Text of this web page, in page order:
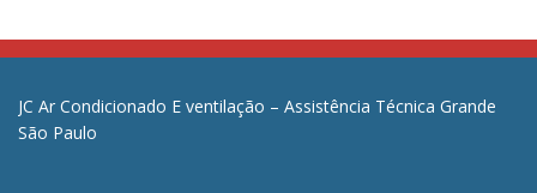
JC Ar Condicionado E ventilação – Assistência Técnica Grande
São Paulo